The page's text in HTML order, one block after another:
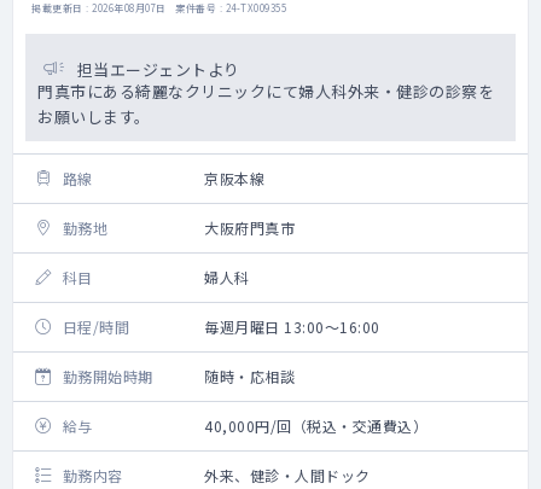
掲載更新日 : 2026年08月07日 案件番号 : 24-TX009355
担当エージェントより
門真市にある綺麗なクリニックにて婦人科外来・健診の診察を
お願いします。
路線 京阪本線
勤務地 大阪府門真市
科目 婦人科
日程/時間 毎週月曜日 13:00～16:00
勤務開始時期 随時・応相談
給与 40,000円/回（税込・交通費込）
勤務内容 外来、健診・人間ドック